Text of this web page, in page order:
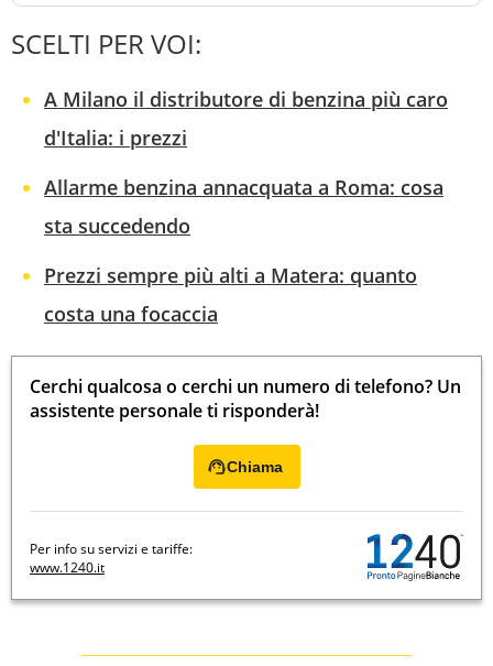
SCELTI PER VOI:
A Milano il distributore di benzina più caro
d'Italia: i prezzi
Allarme benzina annacquata a Roma: cosa
sta succedendo
Prezzi sempre più alti a Matera: quanto
costa una focaccia
Cerchi qualcosa o cerchi un numero di telefono? Un
assistente personale ti risponderà!
Chiama
Per info su servizi e tariffe:
www.1240.it